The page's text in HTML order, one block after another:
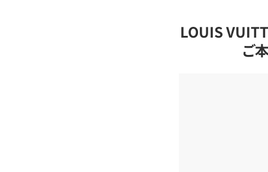
LOUIS
ご